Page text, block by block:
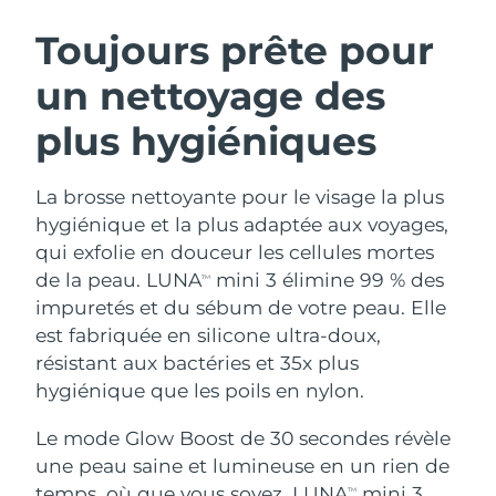
Toujours prête pour
un nettoyage des
plus hygiéniques
La brosse nettoyante pour le visage la plus
hygiénique et la plus adaptée aux voyages,
qui exfolie en douceur les cellules mortes
de la peau. LUNATM
mini 3 élimine 99 % des
impuretés et du sébum de votre peau. Elle
est fabriquée en silicone ultra-doux,
résistant aux bactéries et 35x plus
hygiénique que les poils en nylon.
Le mode Glow Boost de 30 secondes révèle
une peau saine et lumineuse en un rien de
TM
Nettoyage du visage
Anti-aging massage
LUNA™ 4 Plus
Massage, LED heating
LUNA™ 4 Men
Lifting
Microcurrent toning
BEAR™ 2 go
Microcurrent toning on-the-go
BEAR™ 2 eyes & lips
Hydratation
UFO™ 3 coffret
Deep facial hydration
UFO™ 3 LED
Near-infrared and red light therapy
device
Soin bucco-dentaire
issa™ 4
Hybrid silicone sonic toothbrush
Smart hybrid silicone sonic toothbrush
FAQ™ TRAITEMENT ANTI-ÂGE
Anti-âge Traitements LED
NEW
Autriche Livraison estimée
Bahreïn Livraison estimée
Belgique Livraison estimée
Bermudes Livraison estimée8/15/26
Bosnie-Herzégovine Livraison estimée 8/12/26
Brunei
Bulgarie Livraison estimée
Canada Livraison estimée
Chili Livraison estimée8/13/26